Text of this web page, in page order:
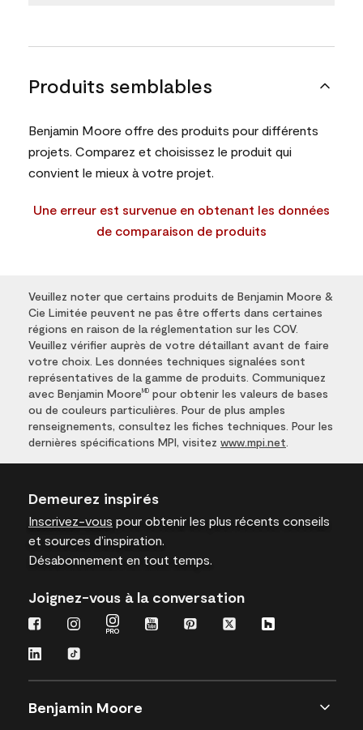
Produits semblables
Benjamin Moore offre des produits pour différents
projets. Comparez et choisissez le produit qui
convient le mieux à votre projet.
Une erreur est survenue en obtenant les données
de comparaison de produits
Veuillez noter que certains produits de Benjamin Moore &
Cie Limitée peuvent ne pas être offerts dans certaines
régions en raison de la réglementation sur les COV.
Veuillez vérifier auprès de votre détaillant avant de faire
votre choix. Les données techniques signalées sont
représentatives de la gamme de produits. Communiquez
avec Benjamin Moore MD pour obtenir les valeurs de bases
ou de couleurs particulières. Pour de plus amples
renseignements, consultez les fiches techniques. Pour les
dernières spécifications MPI, visitez www.mpi.net
Demeurez inspirés
Inscrivez-vous pour obtenir les plus récents conseils
et sources d’inspiration.
Désabonnement en tout temps.
Joignez-vous à la conversation
Benjamin Moore